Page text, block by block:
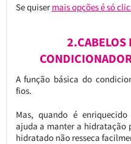
Se quiser mais opções é só
2.CABELOS
A função básica do
fios.
Mas, quando é
ajuda a manter a hidratação
hidratado não resseca